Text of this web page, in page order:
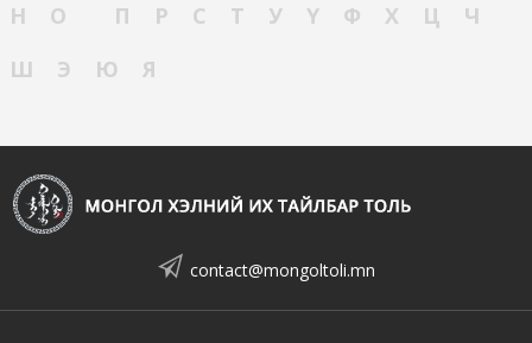
Н
О П Р С Т У Ү Ф Х Ц
Ч
Ш
Э Ю Я
contact@mongoltoli.mn